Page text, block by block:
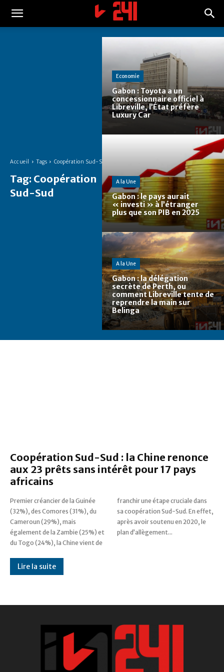
Accueil Tags Coopération Sud-Sud
Tag: Coopération
Sud-Sud
Economie
Gabon : Toyota a un
concessionnaire officiel à
Libreville, l’État préfère
Luxury Car
A la Une
Gabon : le pays aurait
« investi » à l’étranger
plus que son PIB en 2025
A la Une
Gabon : la délégation
secrète de Perth, ou
comment Libreville tente de
reprendre la main sur
Belinga
Coopération Sud-Sud : la Chine renonce
aux 23 prêts sans intérêt pour 17 pays
africains
Premier créancier de la Guinée
(32%), des Comores (31%), du
Cameroun (29%), mais
également de la Zambie (25%) et
du Togo (24%), la Chine vient de
franchir une étape cruciale dans
sa coopération Sud-Sud. En effet,
après avoir soutenu en 2020, le
plan d’allègement...
Lire la suite